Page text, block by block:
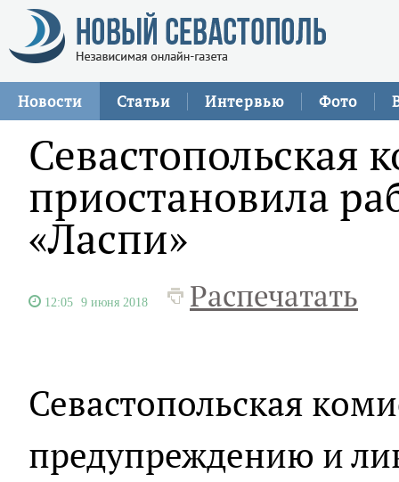
Новости Статьи Интервью Фото
Севастопольская
приостановила
«Ласпи»
12:05 9 июня 2018 Распечатать
Севастопольская
предупреждению и